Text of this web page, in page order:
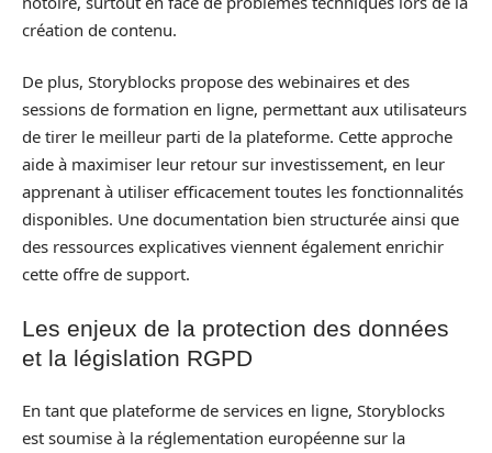
création de contenu.
De plus, Storyblocks propose des webinaires et des
sessions de formation en ligne, permettant aux utilisateurs
de tirer le meilleur parti de la plateforme. Cette approche
aide à maximiser leur retour sur investissement, en leur
apprenant à utiliser efficacement toutes les fonctionnalités
disponibles. Une documentation bien structurée ainsi que
des ressources explicatives viennent également enrichir
cette offre de support.
Les enjeux de la protection des données
et la législation RGPD
En tant que plateforme de services en ligne, Storyblocks
est soumise à la réglementation européenne sur la